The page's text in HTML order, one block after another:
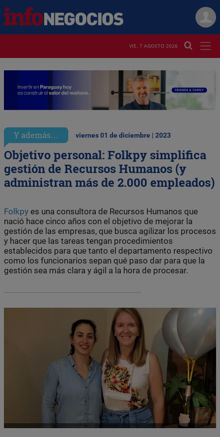
VIE. 7 AGOSTO 2026
Y además… viernes 01 de diciembre | 2023
Objetivo personal: Folkpy simplifica
gestión de Recursos Humanos (y
administran más de 2.000 empleados)
Folkpy es una consultora de Recursos Humanos que
nació hace cinco años con el objetivo de mejorar la
gestión de las empresas, que busca agilizar los procesos
y hacer que las tareas tengan procedimientos
establecidos para que tanto el departamento respectivo
como los funcionarios sepan qué paso dar para que la
gestión sea más clara y ágil a la hora de procesar.